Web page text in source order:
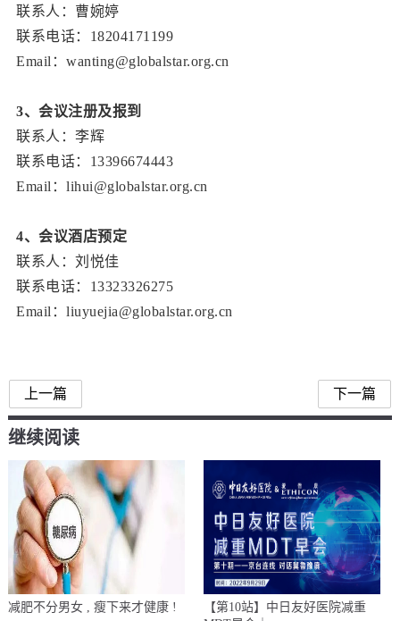
联系人：曹婉婷
联系电话：18204171199
Email：wanting@globalstar.org.cn
3、会议注册及报到
联系人：李辉
联系电话：13396674443
Email：lihui@globalstar.org.cn
4、会议酒店预定
联系人：刘悦佳
联系电话：13323326275
Email：liuyuejia@globalstar.org.cn
上一篇 下一篇
继续阅读
减肥不分男女 , 瘦下来才健康 !
【第10站】中日友好医院减重